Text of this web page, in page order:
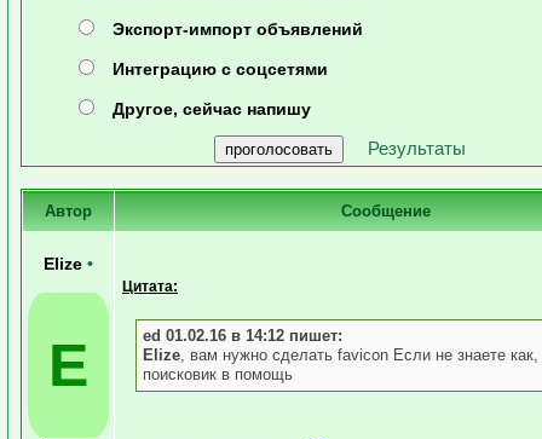
Экспорт-импорт объявлений
Интеграцию с соцсетями
Другое, сейчас напишу
Результаты
Автор Сообщение
Elize •
E
Цитата:
ed 01.02.16 в 14:12 пишет:
Elize , вам нужно сделать favicon Если не знаете как,
поисковик в помощь